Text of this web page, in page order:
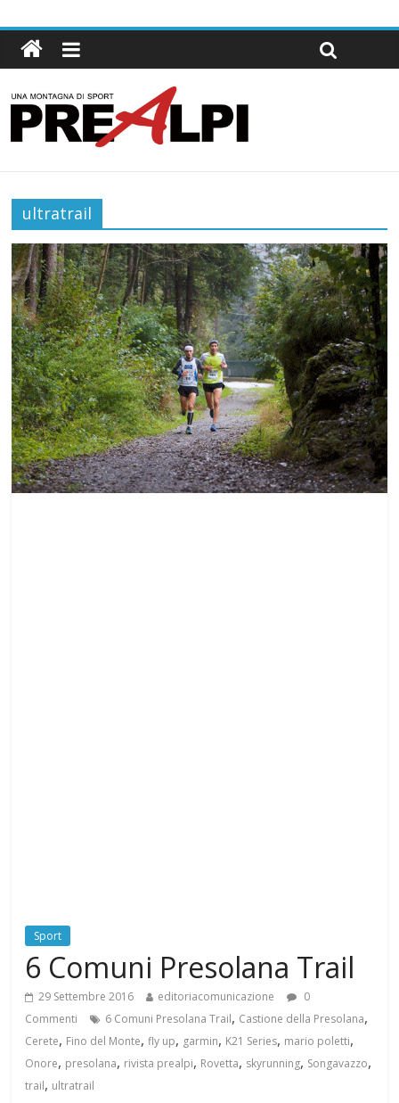
ultratrail
Sport
6 Comuni Presolana Trail
29 Settembre 2016 editoriacomunicazione
0
Commenti
6 Comuni Presolana Trail, Castione della Presolana,
Cerete, Fino del Monte,fly up, garmin, K21 Series, mario poletti,
Onore, presolana, rivista prealpi, Rovetta, skyrunning, Songavazzo,
trail, ultratrail